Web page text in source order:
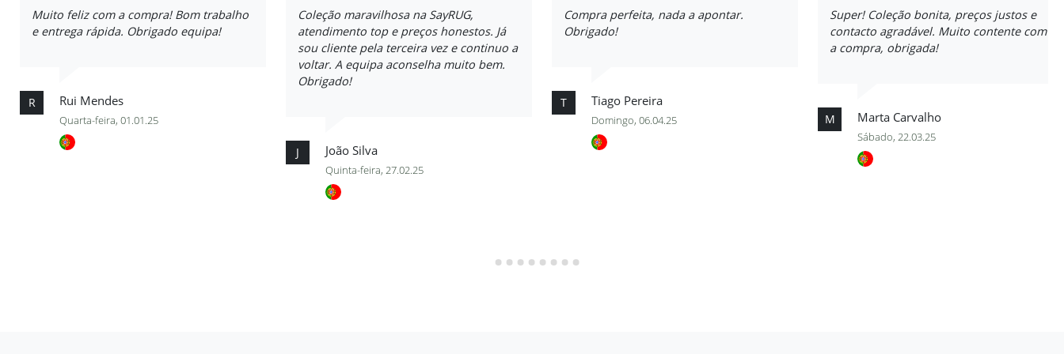
Muito feliz com a compra! Bom trabalho
e entrega rápida. Obrigado equipa!
R Rui Mendes
Quarta-feira, 01.01.25
Coleção maravilhosa na SayRUG,
atendimento top e preços honestos. Já
sou cliente pela terceira vez e continuo a
voltar. A equipa aconselha muito bem.
Obrigado!
J João Silva
Quinta-feira, 27.02.25
Compra perfeita, nada a apontar.
Obrigado!
T Tiago Pereira
Domingo, 06.04.25
Super! Coleção bonita, preços justos e
contacto agradável. Muito contente com
a compra, obrigada!
M Marta Carvalho
Sábado, 22.03.25